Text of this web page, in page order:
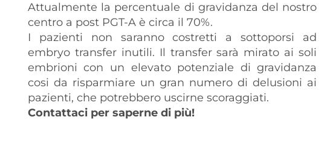
Attualmente la percentuale di gravidanza del nostro
centro a post PGT-A è circa il 70%.
I pazienti non saranno costretti a sottoporsi ad
embryo transfer inutili. Il transfer sarà mirato ai soli
embrioni con un elevato potenziale di gravidanza
cosi da risparmiare un gran numero di delusioni ai
pazienti, che potrebbero uscirne scoraggiati.
Contattaci per saperne di più!